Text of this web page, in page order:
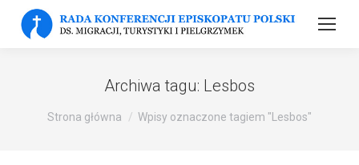
Archiwa tagu: Lesbos
Strona główna Wpisy oznaczone tagiem "Lesbos"